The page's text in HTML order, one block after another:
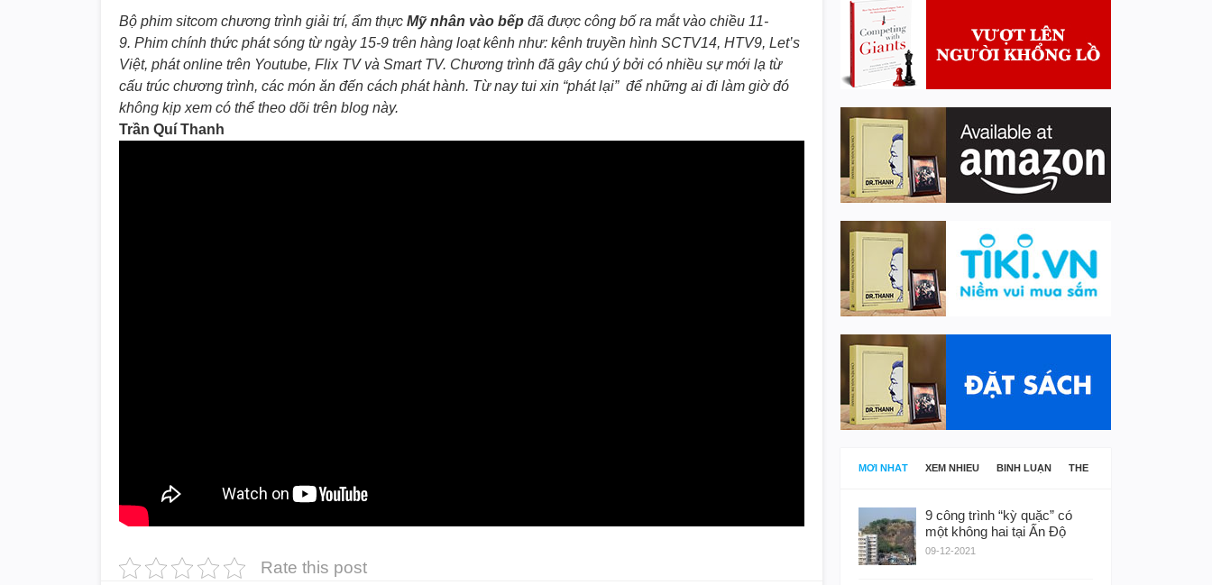
Bộ phim sitcom chương trình giải trí, ẩm thực Mỹ nhân vào bếp đã được công bố ra mắt vào chiều 11-
9. Phim chính thức phát sóng từ ngày 15-9 trên hàng loạt kênh như: kênh truyền hình SCTV14, HTV9, Let’s
Việt, phát online trên Youtube, Flix TV và Smart TV. Chương trình đã gây chú ý bởi có nhiều sự mới lạ từ
cấu trúc chương trình, các món ăn đến cách phát hành. Từ nay tui xin “phát lại” để những ai đi làm giờ đó
không kịp xem có thể theo dõi trên blog này.
Trần Quí Thanh
Rate this post
MỚI NHẤT XEM NHIỀU BÌNH LUẬN THẺ
9 công trình “kỳ quặc” có
một không hai tại Ấn Độ
09-12-2021